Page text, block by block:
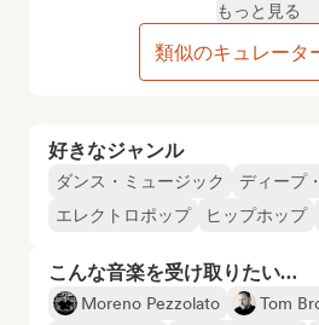
好きなジャンル
ダンス・ミュージック
ディープ
エレクトロポップ
ヒップホップ
こんな音楽を受け取りたい…
Moreno Pezzolato
Tom
もっと見る
類似のキュレータ